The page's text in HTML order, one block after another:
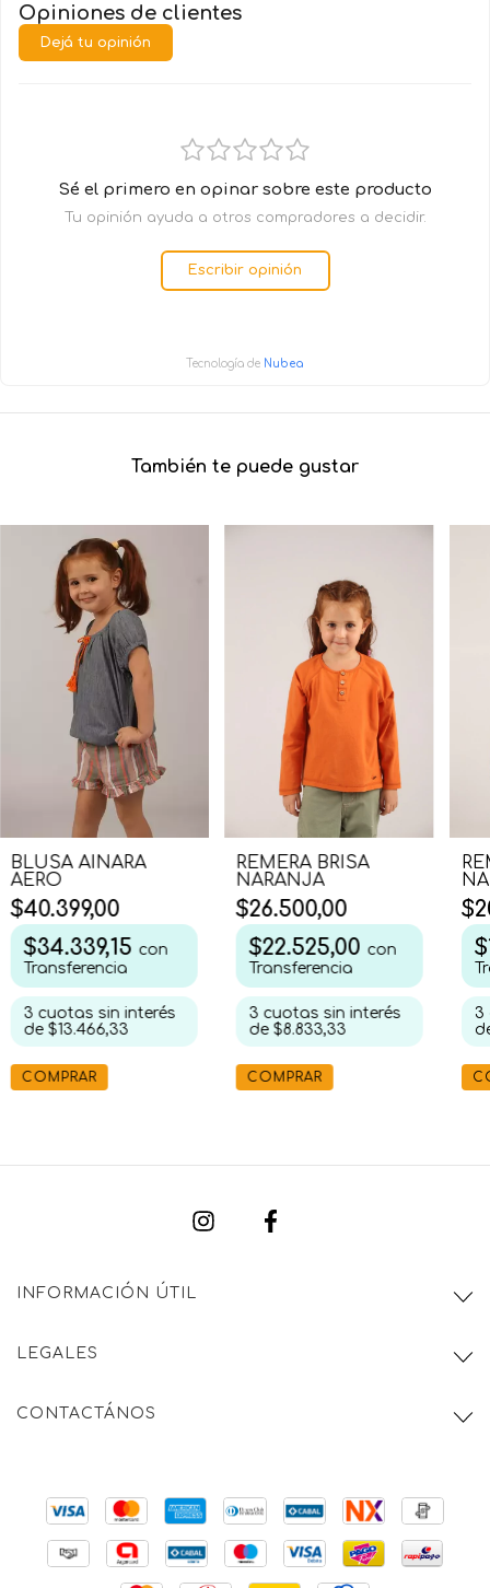
Opiniones de clientes
Dejá tu opinión
Sé el primero en opinar sobre este producto
Tu opinión ayuda a otros compradores a decidir.
Escribir opinión
Tecnología de Nubea
También te puede gustar
BLUSA AINARA
AERO
$40.399,00
$34.339,15 con
Transferencia
3 cuotas sin interés
de $13.466,33
COMPRAR
REMERA BRISA
NARANJA
$26.500,00
$22.525,00 con
Transferencia
3 cuotas sin interés
de $8.833,33
COMPRAR
3
INFORMACIÓN ÚTIL
LEGALES
CONTACTÁNOS